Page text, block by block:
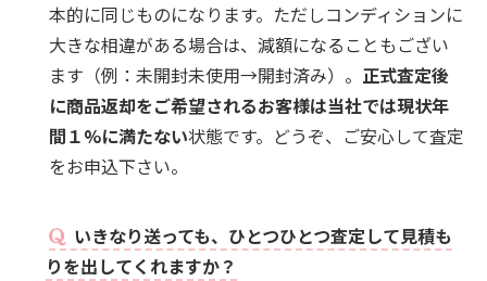
本的に同じものになります。ただしコンディションに
大きな相違がある場合は、減額になることもござい
ます（例：未開封未使用→開封済み）。 正式査定後
に商品返却をご希望されるお客様は当社では現状年
間１%に満たない状態です。どうぞ、ご安心して査定
をお申込下さい。
いきなり送っても、ひとつひとつ査定して見積も
りを出してくれますか？